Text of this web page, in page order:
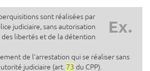
Ex.
sont réalisées par
judiciaire, sans autorisation
libertés et de la détention
de l’arrestation qui se réaliser sans
judiciaire (art. 73 du CPP).